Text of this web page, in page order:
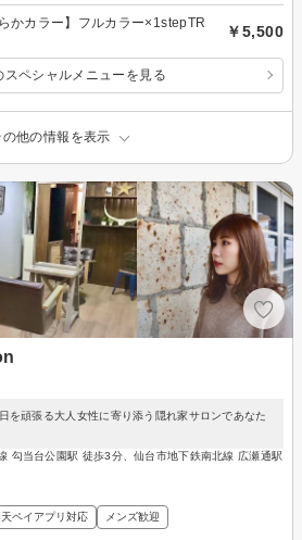
かカラー】フルカラー×1stepTR
￥5,500
スペシャルメニューを見る
の他の情報を表示
を頑張る大人女性に寄り添う隠れ家サロンであなた
勾当台公園駅 徒歩3分、仙台市地下鉄南北線 広瀬通駅
ペイアプリ対応 メンズ歓迎